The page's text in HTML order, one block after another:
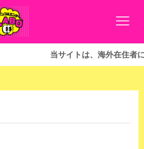
当サイトは、海外在住者に